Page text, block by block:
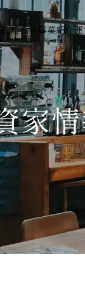
お知らせ 事業紹介
トッ
企
会社概
代表者
グルー
経営理念
事
家